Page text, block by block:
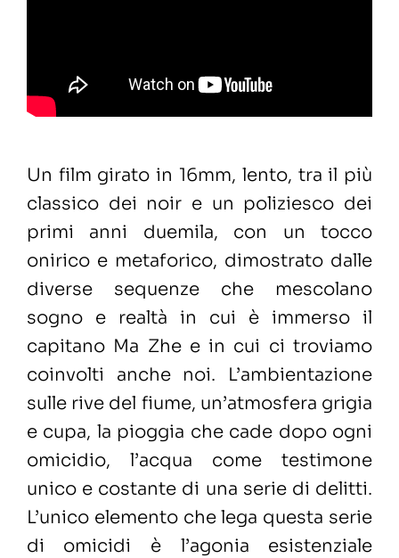
Un film girato in 16mm, lento, tra il più
classico dei noir e un poliziesco dei
primi anni duemila, con un tocco
onirico e metaforico, dimostrato dalle
diverse sequenze che mescolano
sogno e realtà in cui è immerso il
capitano Ma Zhe e in cui ci troviamo
coinvolti anche noi. L’ambientazione
sulle rive del fiume, un’atmosfera grigia
e cupa, la pioggia che cade dopo ogni
omicidio, l’acqua come testimone
unico e costante di una serie di delitti.
L’unico elemento che lega questa serie
di omicidi è l’agonia esistenziale